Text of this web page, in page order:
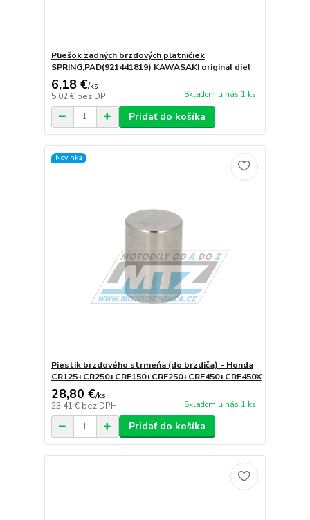
Pliešok zadných brzdových platničiek
SPRING,PAD(921441819) KAWASAKI originál diel
6,18 €/ks
5,02 € bez DPH Skladom u nás 1 ks
Pridať do košíka
Novinka
Piestik brzdového strmeňa (do brzdiča) - Honda
CR125+CR250+CRF150+CRF250+CRF450+CRF450X
28,80 €/ks
23,41 € bez DPH Skladom u nás 1 ks
Pridať do košíka